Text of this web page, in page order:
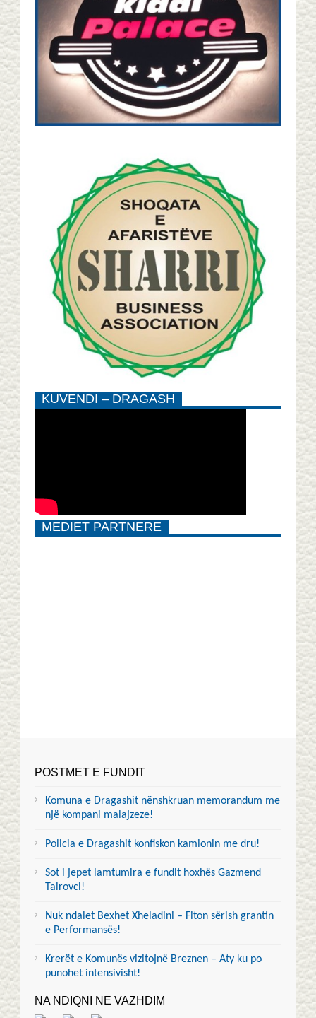
KUVENDI – DRAGASH
MEDIET PARTNERE
POSTMET E FUNDIT
Komuna e Dragashit nënshkruan memorandum me
një kompani malajzeze!
Policia e Dragashit konfiskon kamionin me dru!
Sot i jepet lamtumira e fundit hoxhës Gazmend
Tairovci!
Nuk ndalet Bexhet Xheladini – Fiton sërish grantin
e Performansës!
Krerët e Komunës vizitojnë Breznen – Aty ku po
punohet intensivisht!
NA NDIQNI NË VAZHDIM